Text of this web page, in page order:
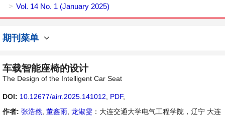
Vol. 14 No. 1 (January 2025)
期刊菜单
车载智能座椅的设计
The Design of the Intelligent Car Seat
DOI: 10.12677/airr.2025.141012 PDF,
作者: 张浩然 董鑫雨 龙淑雯 ：大连交通大学电气工程学院，辽宁 大连